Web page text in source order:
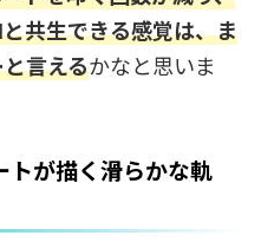
共生できる感覚は、ま
言えるかなと思いま
が描く滑らかな軌